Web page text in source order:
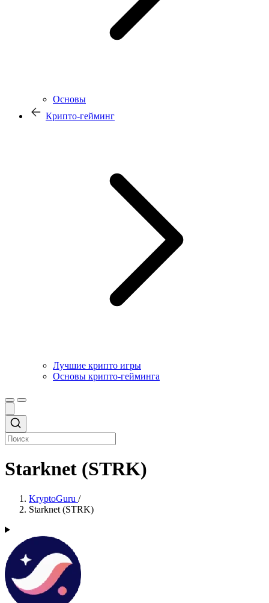
Основы
Крипто-гейминг
Лучшие крипто игры
Основы крипто-гейминга
Starknet (STRK)
KryptoGuru /
Starknet (STRK)